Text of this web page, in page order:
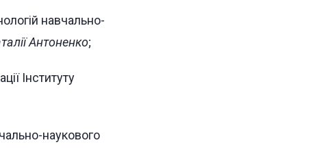
навчально-
Антоненко;
Інституту
наукового